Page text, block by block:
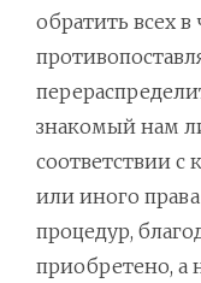
обратить всех
знакомый нам
соответствии с
или иного
процедур,
приобретено, а